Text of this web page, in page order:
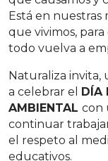
Está en nuestras
que vivimos,
todo vuelva a
Naturaliza invita,
a celebrar el DÍA
AMBIENTAL con
continuar
el respeto al
educativos.